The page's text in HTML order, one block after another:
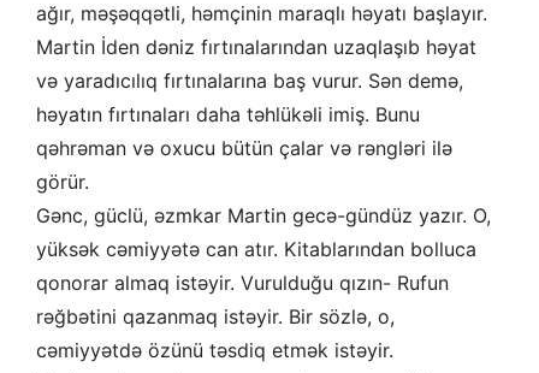
ağır, məşəqqətli, həmçinin maraqlı həyatı başlayır.
Martin İden dəniz fırtınalarından uzaqlaşıb həyat
və yaradıcılıq fırtınalarına baş vurur. Sən demə,
həyatın fırtınaları daha təhlükəli imiş. Bunu
qəhrəman və oxucu bütün çalar və rəngləri ilə
görür.
Gənc, güclü, əzmkar Martin gecə-gündüz yazır. O,
yüksək cəmiyyətə can atır. Kitablarından bolluca
qonorar almaq istəyir. Vurulduğu qızın- Rufun
rəğbətini qazanmaq istəyir. Bir sözlə, o,
cəmiyyətdə özünü təsdiq etmək istəyir.